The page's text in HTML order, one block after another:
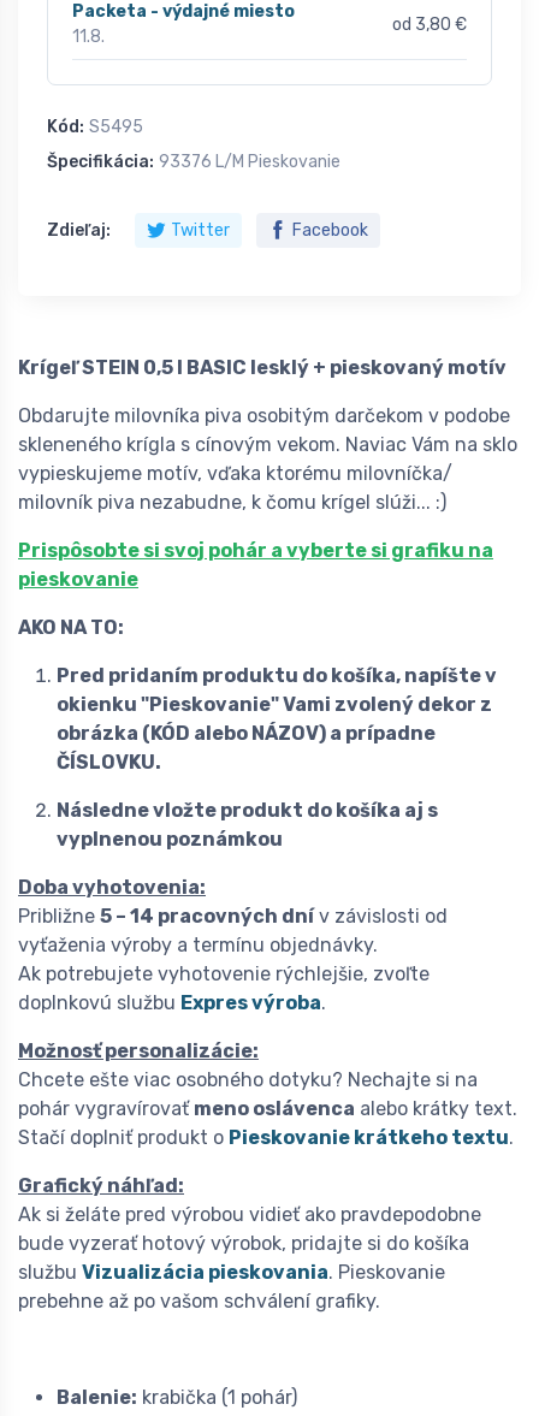
Packeta - výdajné miesto
11.8.
od 3,80 €
Kód: S5495
Špecifikácia: 93376 L/M Pieskovanie
Zdieľaj: Twitter Facebook
Krígeľ STEIN 0,5 l BASIC lesklý + pieskovaný motív
Obdarujte milovníka piva osobitým darčekom v podobe
skleneného krígla s cínovým vekom. Naviac Vám na sklo
vypieskujeme motív, vďaka ktorému milovníčka/
milovník piva nezabudne, k čomu krígel slúži... :)
Prispôsobte si svoj pohár a vyberte si grafiku na
pieskovanie
AKO NA TO:
Pred pridaním produktu do košíka, napíšte v
okienku "Pieskovanie"Vami zvolený dekor z
obrázka (KÓD alebo NÁZOV) a prípadne
ČÍSLOVKU.
Následne vložte produkt do košíka aj s
vyplnenou poznámkou
Doba vyhotovenia:
Približne 5 – 14 pracovných dnív závislosti od
vyťaženia výroby a termínu objednávky.
Ak potrebujete vyhotovenie rýchlejšie, zvoľte
doplnkovú službu Expres výroba.
Možnosť personalizácie:
Chcete ešte viac osobného dotyku? Nechajte si na
pohár vygravírovať meno oslávenca alebo krátky text.
Stačí doplniť produkt o Pieskovanie krátkeho textu.
Grafický náhľad:
Ak si želáte pred výrobou vidieť ako pravdepodobne
bude vyzerať hotový výrobok, pridajte si do košíka
službu Vizualizácia pieskovania. Pieskovanie
prebehne až po vašom schválení grafiky.
Balenie: krabička (1 pohár)